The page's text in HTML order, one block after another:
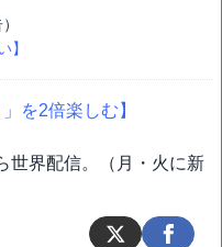
】
を2倍楽しむ】
世界配信。（月・火に新